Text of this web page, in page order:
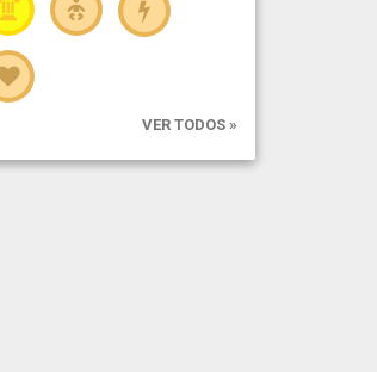
VER TODOS »